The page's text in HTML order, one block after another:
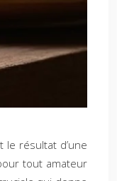
résultat d’une
tout amateur